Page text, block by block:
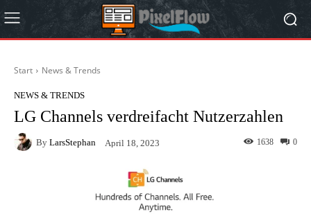
Start News & Trends
NEWS & TRENDS
LG Channels verdreifacht Nutzerzahlen
By LarsStephan April 18, 2023 0
1638